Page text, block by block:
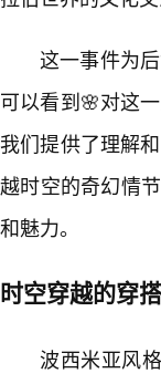
这一事件为
可以看到🌸对这
我们提供了理解
越时空的奇幻情
和魅力。
时空穿越的穿
波西米亚风